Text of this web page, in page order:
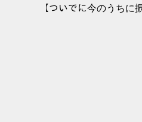
に振っておく